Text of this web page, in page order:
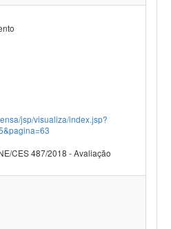
jsp/visualiza/index.jsp?
CES 487/2018 - Avaliação